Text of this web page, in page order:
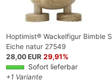
Hoptimist® Wackelfigur Bimble S
Eiche natur 27549
28,00 EUR 29,91%
Sofort lieferbar
+1 Variante